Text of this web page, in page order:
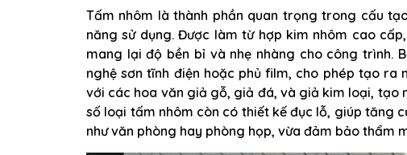
Tấm nhôm là thành phần quan trọng trong cấu
năng sử dụng. Được làm từ hợp kim nhôm cao
mang lại độ bền bỉ và nhẹ nhàng cho công trình.
nghệ sơn tĩnh điện hoặc phủ film, cho phép tạo
với các hoa văn giả gỗ, giả đá, và giả kim loại,
số loại tấm nhôm còn có thiết kế đục lỗ, giúp tăng
như văn phòng hay phòng họp, vừa đảm bảo thẩm